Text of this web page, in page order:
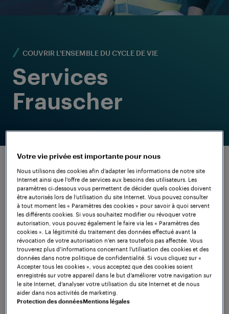
COUVRIR L'ENSEMBLE DU CYCLE DE VIE
Services
Frauscher
Performance
maximale dans les
opérations
ferroviaires
Votre vie privée est importante pour nous
Nous utilisons des cookies afin d’adapter les informations de notre site
Internet ainsi que l’offre de services aux besoins des utilisateurs. Les
paramètres ci-dessous vous permettent de décider quels cookies doivent
être autorisés lors de l’utilisation du site Internet. Vous pouvez consulter
à tout moment les « Paramètres des cookies » pour savoir à quoi servent
les différents cookies. Si vous souhaitez modifier ou révoquer votre
autorisation, vous pouvez également le faire via les « Paramètres des
cookies ». La légitimité du traitement des données effectué avant la
révocation de votre autorisation n’en sera toutefois pas affectée. Vous
trouverez plus d’informations concernant l’utilisation des cookies et des
données dans notre politique de confidentialité. Si vous cliquez sur «
Accepter tous les cookies », vous acceptez que des cookies soient
enregistrés sur votre appareil dans le but d’améliorer votre navigation sur
le site Internet, d’analyser votre utilisation du site Internet et de nous
aider dans nos activités de marketing.
Protection des donnéesMentions légales